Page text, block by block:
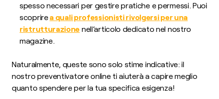
spesso necessari per gestire pratiche e permessi. Puoi
scoprirea quali professionisti rivolgersi per una
ristrutturazione nell’articolo dedicato nel nostro
magazine.
Naturalmente, queste sono solo stime indicative: il
nostro preventivatore online ti aiuterà a capire meglio
quanto spendere per la tua specifica esigenza!